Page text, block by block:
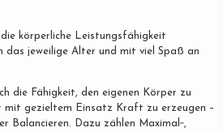
körperliche Leistungsfähigkeit
das jeweilige Alter und mit viel Spaß an
die Fähigkeit, den eigenen Körper zu
mit gezieltem Einsatz Kraft zu erzeugen –
Balancieren. Dazu zählen Maximal‐,